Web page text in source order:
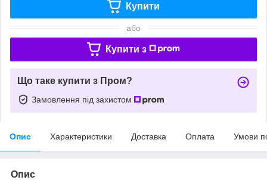
Купити
або
Купити з
Що таке купити з Пром?
Замовлення під захистом
Опис Характеристики Доставка Оплата Умови
Опис